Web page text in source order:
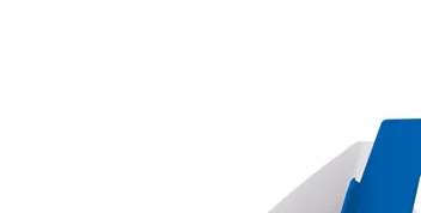
Créez quelque chose d’unique en quelques